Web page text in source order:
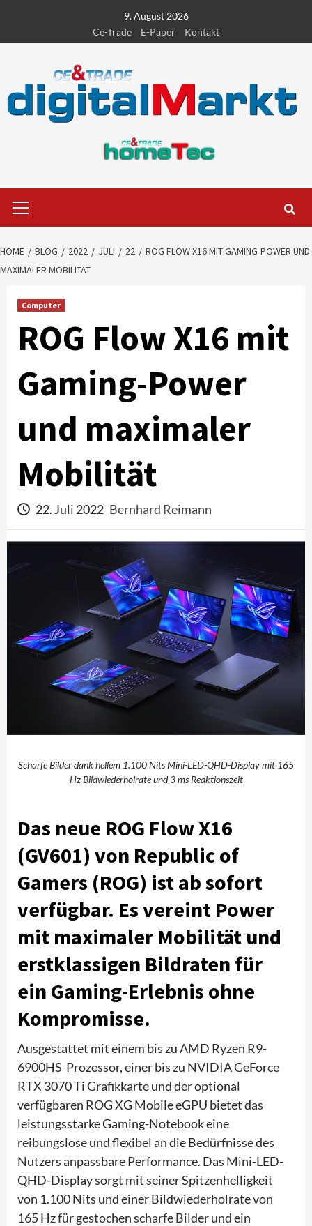
content
9. August 2026
Ce-Trade
E-Paper Kontakt
Menu
HOME BLOG 2022 JULI 22
ROG FLOW X16 MIT GAMING-POWER UND
MAXIMALER MOBILITÄT
Computer
ROG Flow X16 mit
Gaming-Power
und maximaler
Mobilität
22. Juli 2022 Bernhard Reimann
Scharfe Bilder dank hellem 1.100 Nits Mini-LED-QHD-Display mit 165
Hz Bildwiederholrate und 3 ms Reaktionszeit
Das neue ROG Flow X16
(GV601) von Republic of
Gamers (ROG) ist ab sofort
verfügbar. Es vereint Power
mit maximaler Mobilität und
erstklassigen Bildraten für
ein Gaming-Erlebnis ohne
Kompromisse.
Ausgestattet mit einem bis zu AMD Ryzen R9-
6900HS-Prozessor, einer bis zu NVIDIA GeForce
RTX 3070 Ti Grafikkarte und der optional
verfügbaren ROG XG Mobile eGPU bietet das
leistungsstarke Gaming-Notebook eine
reibungslose und flexibel an die Bedürfnisse des
Nutzers anpassbare Performance. Das Mini-LED-
QHD-Display sorgt mit seiner Spitzenhelligkeit
von 1.100 Nits und einer Bildwiederholrate von
165 Hz für gestochen scharfe Bilder und ein